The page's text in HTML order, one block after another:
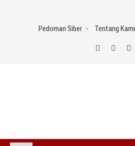
Pedoman Siber Tentang Kami